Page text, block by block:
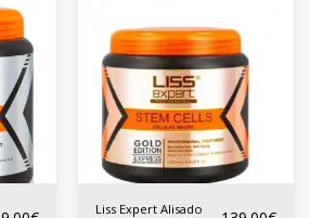
Liss Expert Alisado